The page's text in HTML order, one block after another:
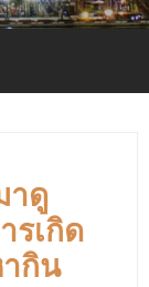
าดู
รเกิด
กิน